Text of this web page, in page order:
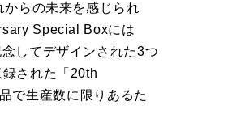
らの未来を感じられ
Special Boxには
してデザインされた3つ
された「20th
で生産数に限りあるた